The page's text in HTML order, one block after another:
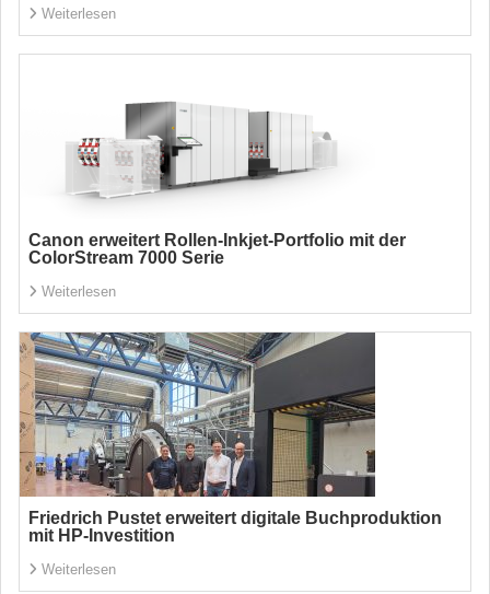
Weiterlesen
Canon erweitert Rollen-Inkjet-Portfolio mit der
ColorStream 7000 Serie
Weiterlesen
Friedrich Pustet erweitert digitale Buchproduktion
mit HP-Investition
Weiterlesen